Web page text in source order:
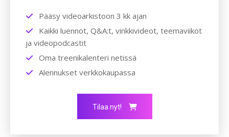
Pääsy videoarkistoon 3 kk ajan
Kaikki luennot, Q&A:t, vinkkivideot, teemaviikot
ja videopodcastit
Oma treenikalenteri netissä
Alennukset verkkokaupassa
Tilaa nyt!